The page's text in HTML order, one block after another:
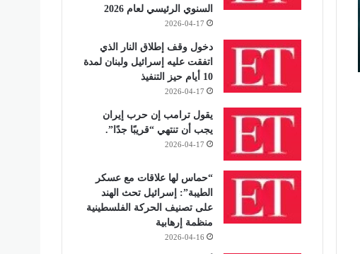
السنوي الرئيسي لعام 2026
2026-04-17
دخول وقف إطلاق النار الذي
اتفقت عليه إسرائيل ولبنان لمدة
10 أيام حيز التنفيذ
2026-04-17
يقول ترامب إن حرب إيران
يجب أن تنتهي “قريبًا جدًا”.
2026-04-17
“حماس لها علاقات مع عسكر
الطيبة”: إسرائيل تحث الهند
على تصنيف الحركة الفلسطينية
منظمة إرهابية
2026-04-16